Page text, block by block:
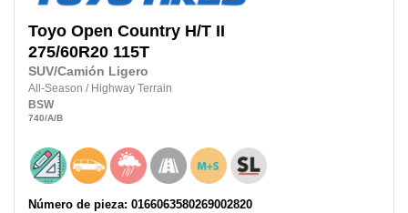
Toyo Open Country H/T II
275/60R20 115T
SUV/Camión Ligero
All-Season / Highway Terrain
BSW
740/A/B
Número de pieza: 0166063580269002820